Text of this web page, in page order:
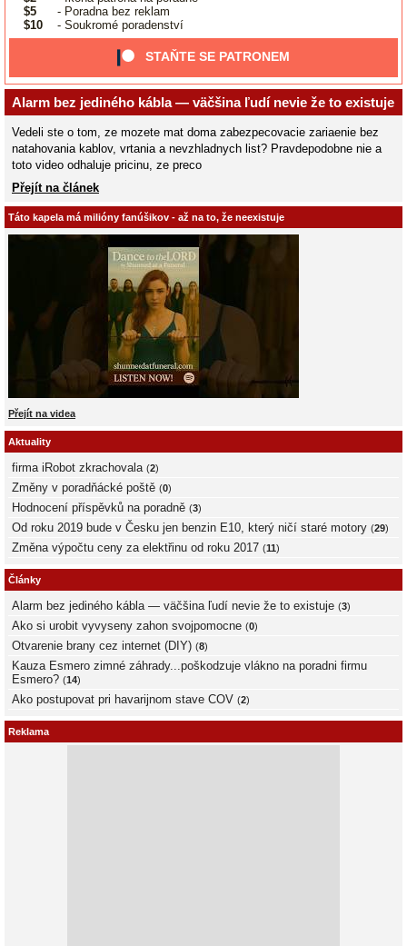
$5
- Poradna bez reklam
$10
- Soukromé poradenství
STAŇTE SE PATRONEM
Alarm bez jediného kábla — väčšina ľudí nevie že to existuje
Vedeli ste o tom, ze mozete mat doma zabezpecovacie zariaenie bez
natahovania kablov, vrtania a nevzhladnych list? Pravdepodobne nie a
toto video odhaluje pricinu, ze preco
Přejít na článek
Táto kapela má milióny fanúšikov - až na to, že neexistuje
Přejít na videa
Aktuality
firma iRobot zkrachovala (2)
Změny v poradňácké poště (0)
Hodnocení příspěvků na poradně (3)
Od roku 2019 bude v Česku jen benzin E10, který ničí staré motory (29)
Změna výpočtu ceny za elektřinu od roku 2017 (11)
Články
Alarm bez jediného kábla — väčšina ľudí nevie že to existuje (3)
Ako si urobit vyvyseny zahon svojpomocne (0)
Otvarenie brany cez internet (DIY) (8)
Kauza Esmero zimné záhrady...poškodzuje vlákno na poradni firmu
Esmero? (14)
Ako postupovat pri havarijnom stave COV (2)
Reklama